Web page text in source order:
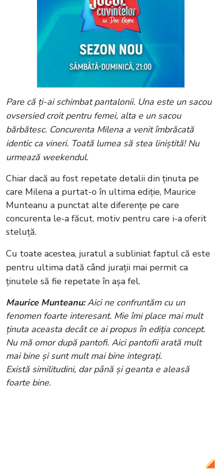
Pare că ți-ai schimbat pantalonii. Una este un sacou
ovsersied croit pentru femei, alta e un sacou
bărbătesc. Concurenta Milena a venit îmbrăcată
identic ca vineri. Toată lumea să stea liniștită! Nu
urmează weekendul.
Chiar dacă au fost repetate detalii din ținuta pe
care Milena a purtat-o în ultima ediție, Maurice
Munteanu a punctat alte diferențe pe care
concurenta le-a făcut, motiv pentru care i-a oferit
steluță.
Cu toate acestea, juratul a subliniat faptul că este
pentru ultima dată când jurații mai permit ca
ținutele să fie repetate în așa fel.
Maurice Munteanu:Aici ne confruntăm cu un
fenomen foarte interesant. Mie îmi place mai mult
ținuta aceasta decât ce ai propus în ediția concept.
Nu mă omor după pantofi. Aici pantofii arată mult
mai bine și sunt mult mai bine integrați.
Există similitudini, dar până și geanta e aleasă
foarte bine.